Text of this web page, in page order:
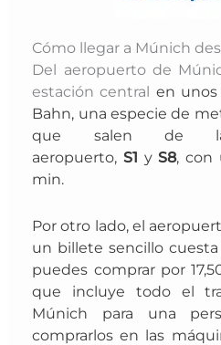
Cómo llegar a Múnich
Del aeropuerto de
estación central en
Bahn, una especie de
que salen de
aeropuerto, S1 yS8, con
min.
Por otro lado, el
un billete sencillo cuesta
puedes comprar por
que incluye todo el
Múnich para una
comprarlos en las